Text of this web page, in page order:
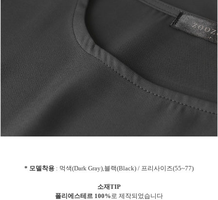
* 모델착용 : 먹색(Dark Gray),블랙(Black) / 프리사이즈(55~77)
소재TIP
폴리에스테르 100% 로 제작되었습니다